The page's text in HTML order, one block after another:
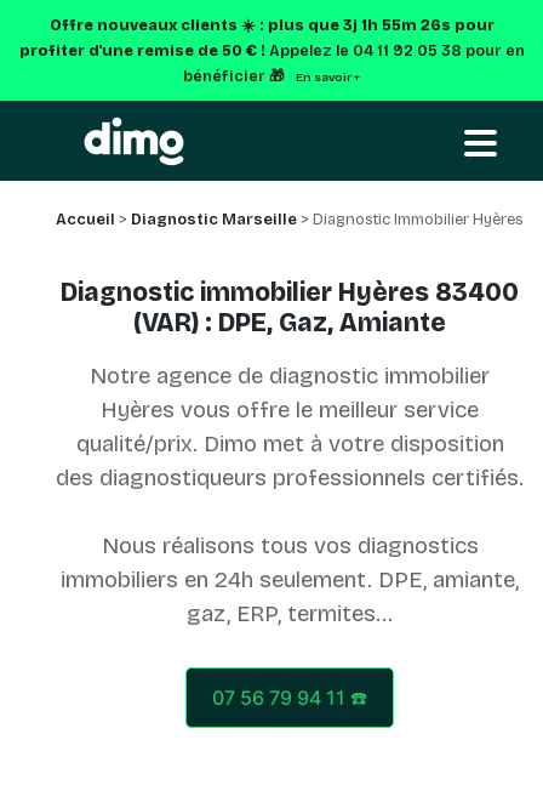
Offre nouveaux clients ☀️ : plus que 3j 1h 55m 26s pour
profiter d'une remise de 50 € ! Appelez le 04 11 92 05 38 pour en
bénéficier 🎁
En savoir +
Accueil > Diagnostic Marseille> Diagnostic Immobilier Hyères
Diagnostic immobilier Hyères 83400
(VAR) : DPE, Gaz, Amiante
Notre agence de diagnostic immobilier
Hyères vous offre le meilleur service
qualité/prix. Dimo met à votre disposition
des diagnostiqueurs professionnels certifiés.
Nous réalisons tous vos diagnostics
immobiliers en 24h seulement. DPE, amiante,
07 56 79 94 11 ☎️